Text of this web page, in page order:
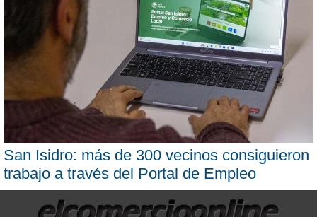
San Isidro: más de 300 vecinos consiguieron
trabajo a través del Portal de Empleo